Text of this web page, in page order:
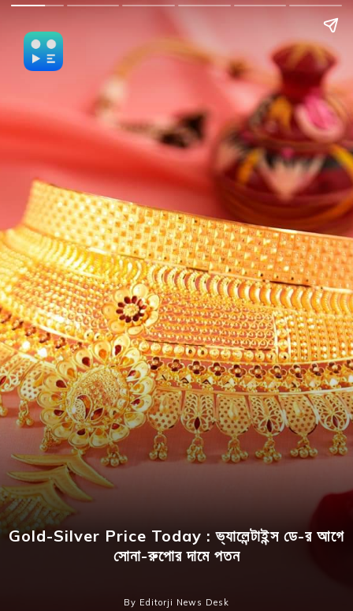
Gold-Silver Price Today : ভ্যালেন্টাইন্স ডে-র আগে
সোনা-রুপোর দামে পতন
By Editorji News Desk